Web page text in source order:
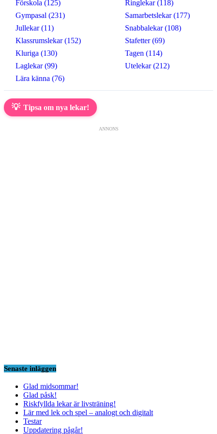
Förskola (125)
Gympasal (231)
Jullekar (11)
Klassrumslekar (152)
Kluriga (130)
Laglekar (99)
Lära känna (76)
Ringlekar (118)
Samarbetslekar (177)
Snabbalekar (108)
Stafetter (69)
Tagen (114)
Utelekar (212)
💡 Tipsa om nya lekar!
ANNONS
Senaste inläggen
Glad midsommar!
Glad påsk!
Riskfyllda lekar är livsträning!
Lär med lek och spel – analogt och digitalt
Testar
Uppdatering pågår!